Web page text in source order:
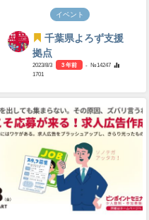
イベント
千葉県よろず支援
拠点
2023/8/3 3 年前
- №14247
1701